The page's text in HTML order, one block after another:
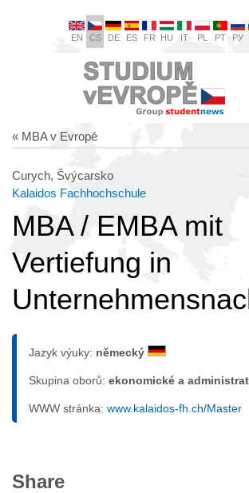
EN CS DE ES FR HU IT PL PT РУ
« MBA v Evropě
Curych, Švýcarsko
Kalaidos Fachhochschule
MBA / EMBA mit
Vertiefung in
Jazyk výuky: německý
Skupina oborů: ekonomické a
WWW stránka: www.kalaidos-fh.ch/Master
Share